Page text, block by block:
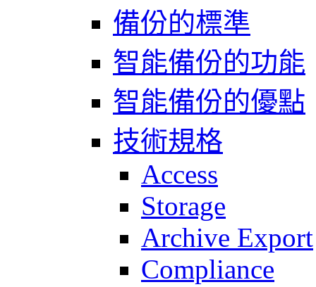
備份的標準
智能備份的功能
智能備份的優點
技術規格
Access
Storage
Archive Export
Compliance